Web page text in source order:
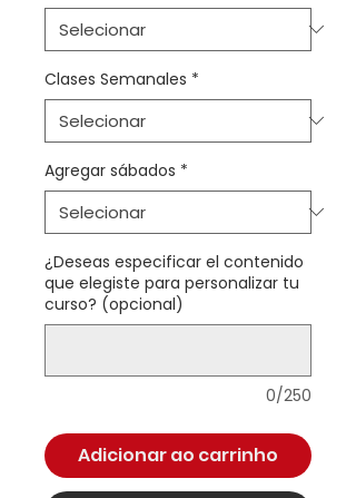
Clases Semanales *
Agregar sábados *
¿Deseas especificar el contenido
que elegiste para personalizar tu
curso? (opcional)
0/250
Adicionar ao carrinho